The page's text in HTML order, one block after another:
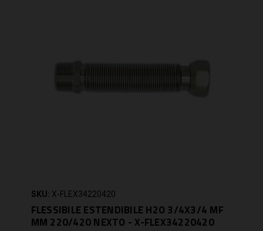
SKU: X-FLEX34220420
FLESSIBILE ESTENDIBILE H2O 3/4X3/4 MF
MM 220/420 NEXTO - X-FLEX34220420